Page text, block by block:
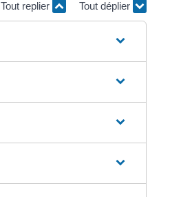
Tout replier Tout déplier